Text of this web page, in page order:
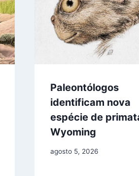
Paleontólogos
identificam nova
espécie de
Wyoming
agosto 5, 2026